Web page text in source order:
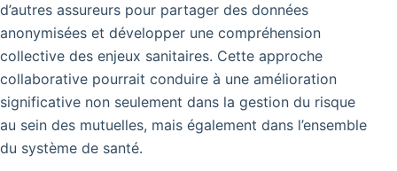
d’autres assureurs pour partager des données
anonymisées et développer une compréhension
collective des enjeux sanitaires. Cette approche
collaborative pourrait conduire à une amélioration
significative non seulement dans la gestion du risque
au sein des mutuelles, mais également dans l’ensemble
du système de santé.